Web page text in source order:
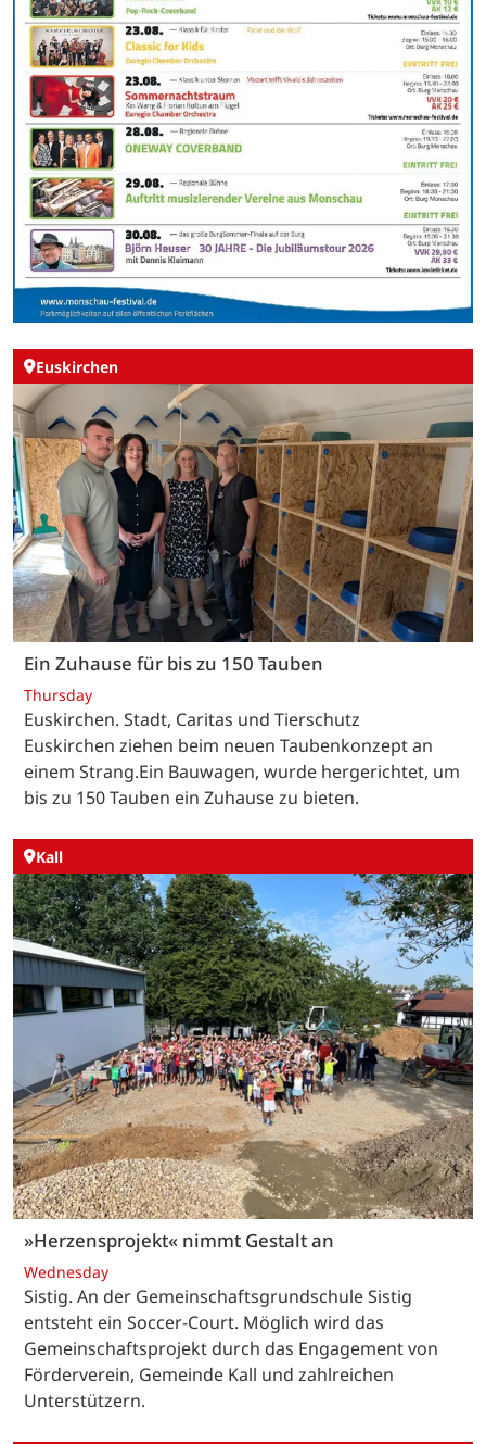
Euskirchen
Ein Zuhause für bis zu 150 Tauben
Thursday
Euskirchen. Stadt, Caritas und Tierschutz
Euskirchen ziehen beim neuen Taubenkonzept an
einem Strang.Ein Bauwagen, wurde hergerichtet, um
bis zu 150 Tauben ein Zuhause zu bieten.
Kall
»Herzensprojekt« nimmt Gestalt an
Wednesday
Sistig. An der Gemeinschaftsgrundschule Sistig
entsteht ein Soccer-Court. Möglich wird das
Gemeinschaftsprojekt durch das Engagement von
Förderverein, Gemeinde Kall und zahlreichen
Unterstützern.